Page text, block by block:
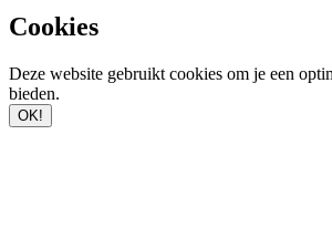
Cookies
Deze website gebruikt cookies om je een
bieden.
OK!